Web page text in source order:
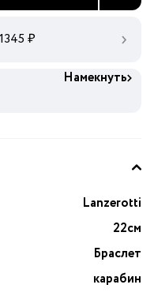
1345 ₽
Намекнуть
Lanzerotti
22см
Браслет
карабин